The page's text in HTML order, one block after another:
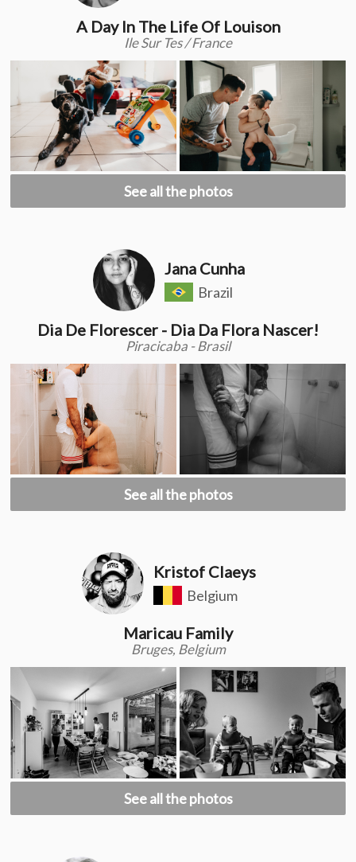
A Day In The Life Of Louison
Ile Sur Tes / France
See all the photos
Jana Cunha
Brazil
Dia De Florescer - Dia Da Flora Nascer!
Piracicaba - Brasil
See all the photos
Kristof Claeys
Belgium
Maricau Family
Bruges, Belgium
See all the photos